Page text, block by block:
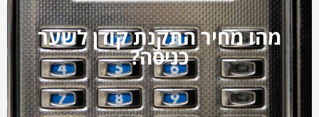
מהו מחיר התקנת קודן לשער
כניסה?